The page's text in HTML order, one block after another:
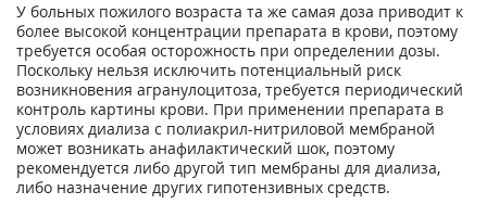
У больных пожилого возраста та же самая доза приводит к
более высокой концентрации препарата в крови, поэтому
требуется особая осторожность при определении дозы.
Поскольку нельзя исключить потенциальный риск
возникновения агранулоцитоза, требуется периодический
контроль картины крови. При применении препарата в
условиях диализа с полиакрил-нитриловой мембраной
может возникать анафилактический шок, поэтому
рекомендуется либо другой тип мембраны для диализа,
либо назначение других гипотензивных средств.